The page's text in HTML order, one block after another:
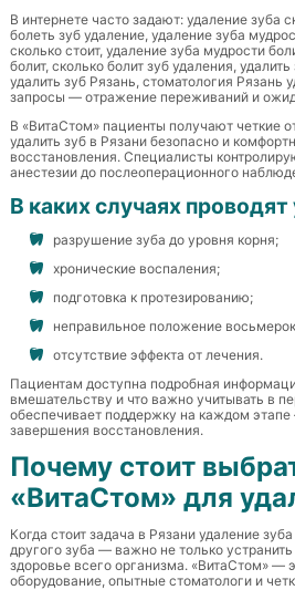
В интернете часто задают: удаление зуба
болеть зуб удаление, удаление зуба
сколько стоит, удаление зуба мудрости
болит, сколько болит зуб удаления,
удалить зуб Рязань, стоматология Рязань
запросы — отражение переживаний и
В «ВитаСтом» пациенты получают четкие
удалить зуб в Рязани безопасно и
восстановления. Специалисты
анестезии до послеоперационного
В каких случаях
разрушение зуба до уровня корня;
хронические воспаления;
подготовка к протезированию;
неправильное положение
отсутствие эффекта от лечения.
Пациентам доступна подробная
вмешательству и что важно учитывать в
обеспечивает поддержку на каждом
завершения восстановления.
Почему стоит
«ВитаСтом» для
Когда стоит задача в Рязани удаление
другого зуба — важно не только
здоровье всего организма. «ВитаСтом» —
оборудование, опытные стоматологи и